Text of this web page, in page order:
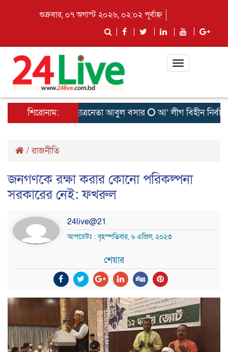
শুক্রবার, ০৭ অগাস্ট ২০২৬, ০২:০২ পূর্বাহ্ন
Toggle
শিরোনাম:
নেই সাবেক ছাত্রনেতা আবুল বসার আ’ লীগ বিহীন নির্বাচন
/রাজনীতি
জনগণকে রক্ষা করার কোনো পরিকল্পনা
সরকারের নেই: ফখরুল
24live@21
আপডেটঃ : বৃহস্পতিবার, ৬ এপ্রিল, ২০২৩
শেয়ার